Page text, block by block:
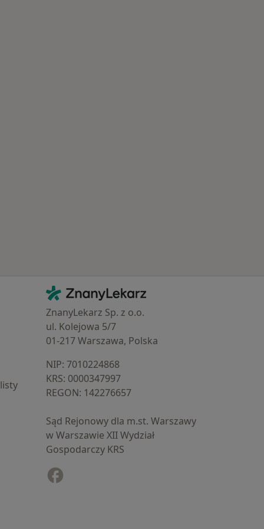
Kontakt
ZnanyLekarz - Strona główna
ZnanyLekarz Sp. z o.o.
ul. Kolejowa 5/7
01-217 Warszawa, Polska
NIP: ⁠7010224868
KRS: ⁠0000347997
REGON: ⁠142276657
Sąd Rejonowy dla m.st. Warszawy
w Warszawie XII Wydział
Gospodarczy KRS